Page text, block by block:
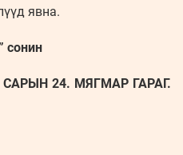
явна.
сонин
24. МЯГМАР ГАРАГ.